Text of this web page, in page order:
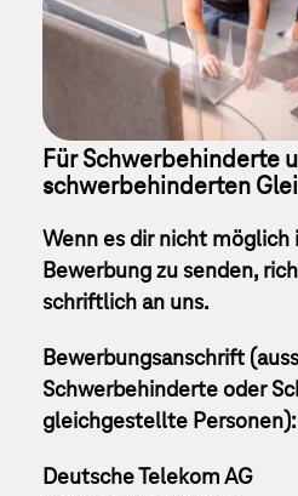
Für Schwerbehinderte
schwerbehinderten
Wenn es dir nicht möglich
Bewerbung zu senden,
schriftlich an uns.
Bewerbungsanschrift
Schwerbehinderte oder
gleichgestellte Personen):
Deutsche Telekom AG